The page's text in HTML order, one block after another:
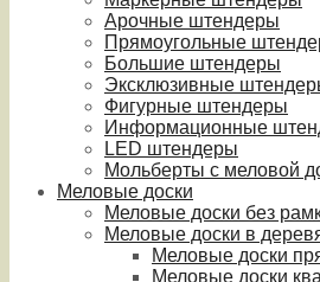
Арочные штендеры
Прямоугольные
Большие штендеры
Эксклюзивные
Фигурные штендеры
Информационные
LED штендеры
Мольберты с меловой
Меловые доски
Меловые доски без
Меловые доски в
Меловые доски
Меловые доски